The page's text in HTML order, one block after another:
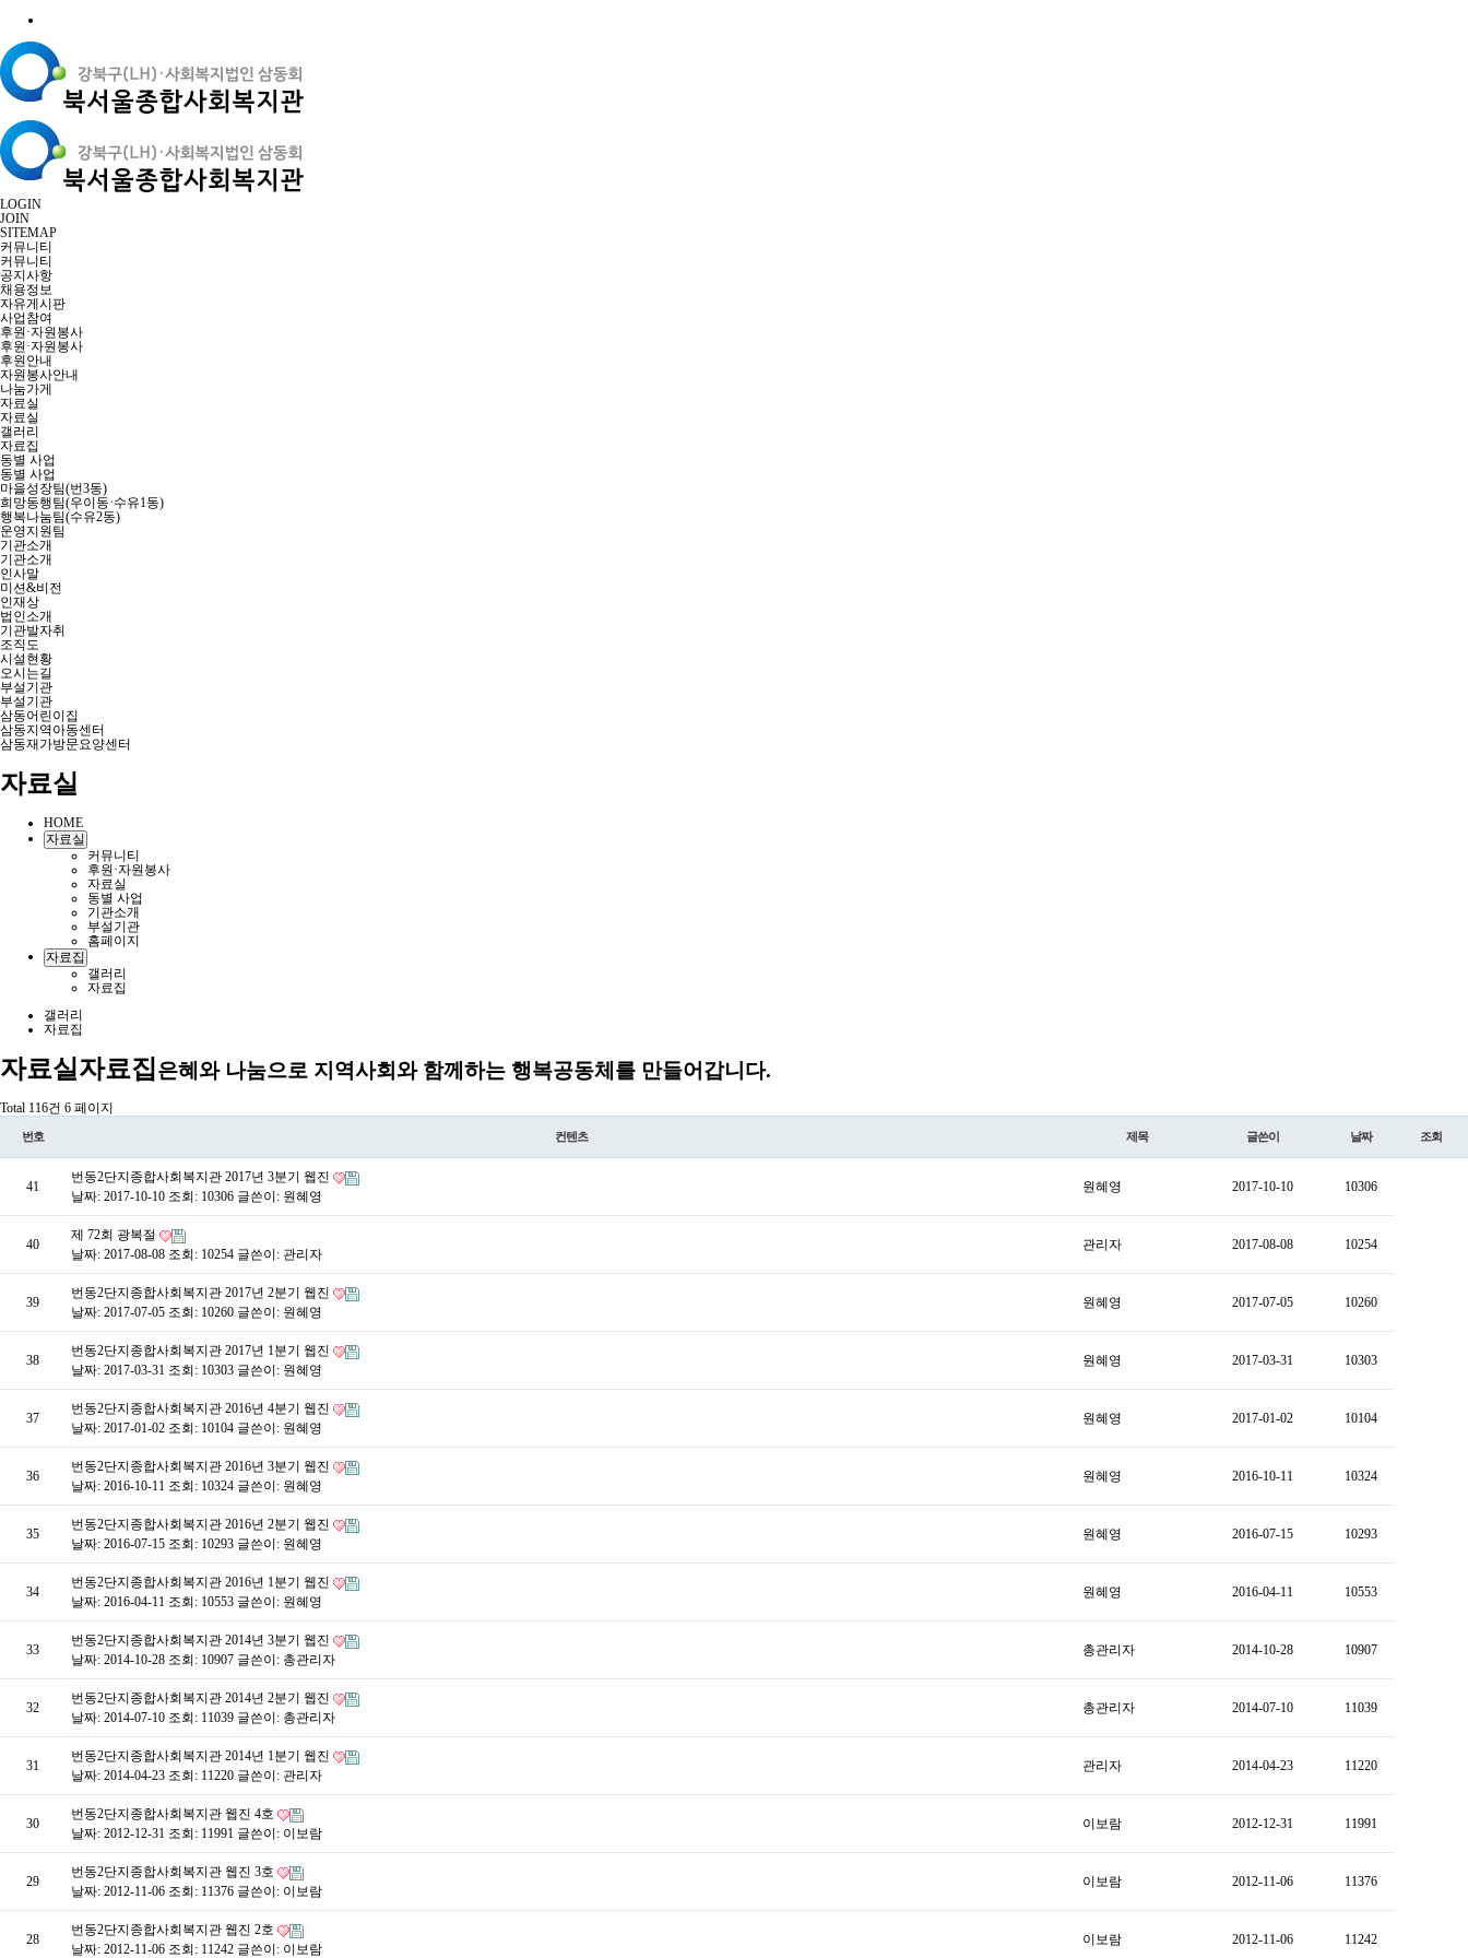
LOGIN
JOIN
SITEMAP
커뮤니티
커뮤니티
공지사항
채용정보
자유게시판
사업참여
후원·자원봉사
후원·자원봉사
후원안내
자원봉사안내
나눔가게
자료실
자료실
갤러리
자료집
동별 사업
동별 사업
마을성장팀(번3동)
희망동행팀(우이동·수유1동)
행복나눔팀(수유2동)
운영지원팀
기관소개
기관소개
인사말
미션&비전
인재상
법인소개
기관발자취
조직도
시설현황
오시는길
부설기관
부설기관
삼동어린이집
삼동지역아동센터
삼동재가방문요양센터
자료실
HOME
자료실
커뮤니티
후원·자원봉사
자료실
동별 사업
기관소개
부설기관
홈페이지
자료집
갤러리
자료집
갤러리
자료집
자료실자료집은혜와 나눔으로 지역사회와 함께하는 행복공동체를 만들어갑니다.
Total 116건 6 페이지
번호 컨텐츠 제목 글쓴이 날짜 조회
41
번동2단지종합사회복지관 2017년 3분기 웹진
날짜: 2017-10-10 조회: 10306 글쓴이: 원혜영
원혜영 2017-10-10 10306
40
제 72회 광복절
날짜: 2017-08-08 조회: 10254 글쓴이: 관리자
관리자 2017-08-08 10254
39
번동2단지종합사회복지관 2017년 2분기 웹진
날짜: 2017-07-05 조회: 10260 글쓴이: 원혜영
원혜영 2017-07-05 10260
38
번동2단지종합사회복지관 2017년 1분기 웹진
날짜: 2017-03-31 조회: 10303 글쓴이: 원혜영
원혜영 2017-03-31 10303
37
번동2단지종합사회복지관 2016년 4분기 웹진
날짜: 2017-01-02 조회: 10104 글쓴이: 원혜영
원혜영 2017-01-02 10104
36
번동2단지종합사회복지관 2016년 3분기 웹진
날짜: 2016-10-11 조회: 10324 글쓴이: 원혜영
원혜영 2016-10-11 10324
35
번동2단지종합사회복지관 2016년 2분기 웹진
날짜: 2016-07-15 조회: 10293 글쓴이: 원혜영
원혜영 2016-07-15 10293
34
번동2단지종합사회복지관 2016년 1분기 웹진
날짜: 2016-04-11 조회: 10553 글쓴이: 원혜영
원혜영 2016-04-11 10553
33
번동2단지종합사회복지관 2014년 3분기 웹진
날짜: 2014-10-28 조회: 10907 글쓴이: 총관리자
총관리자 2014-10-28 10907
32
번동2단지종합사회복지관 2014년 2분기 웹진
날짜: 2014-07-10 조회: 11039 글쓴이: 총관리자
총관리자 2014-07-10 11039
31
번동2단지종합사회복지관 2014년 1분기 웹진
날짜: 2014-04-23 조회: 11220 글쓴이: 관리자
관리자 2014-04-23 11220
30
번동2단지종합사회복지관 웹진 4호
날짜: 2012-12-31 조회: 11991 글쓴이: 이보람
이보람 2012-12-31 11991
29
번동2단지종합사회복지관 웹진 3호
날짜: 2012-11-06 조회: 11376 글쓴이: 이보람
이보람 2012-11-06 11376
28
번동2단지종합사회복지관 웹진 2호
날짜: 2012-11-06 조회: 11242 글쓴이: 이보람
이보람 2012-11-06 11242